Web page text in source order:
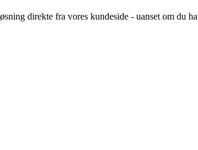
direkte fra vores kundeside - uanset om du